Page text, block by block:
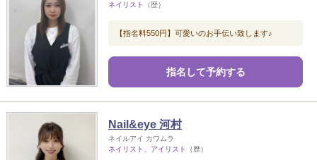
ネイリスト
（歴）
【指名料550円】可愛いのお手伝い致します♪
指名して予約する
Nail&eye 河村
ネイルアイ カワムラ
ネイリスト、アイリスト
（歴）